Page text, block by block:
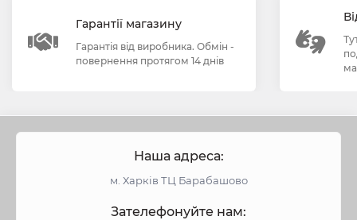
Гарантії магазину
Гарантія від виробника. Обмін -
повернення протягом 14 днів
Наша адреса:
м. Харків ТЦ Барабашово
Зателефонуйте нам: